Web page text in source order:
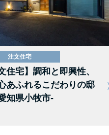
注文住宅
住宅】調和と即興性、
あふれるこだわりの邸
知県小牧市-